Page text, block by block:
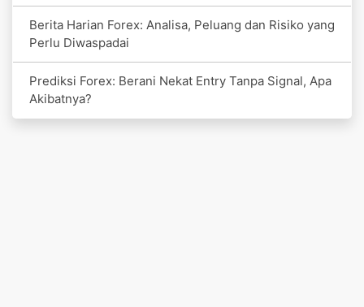
Berita Harian Forex: Analisa, Peluang dan Risiko yang
Perlu Diwaspadai
Prediksi Forex: Berani Nekat Entry Tanpa Signal, Apa
Akibatnya?